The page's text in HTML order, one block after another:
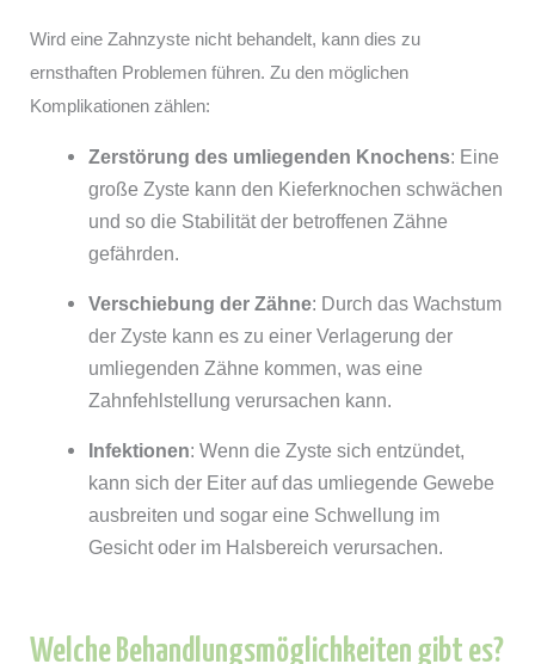
Wird eine Zahnzyste nicht behandelt, kann dies zu
ernsthaften Problemen führen. Zu den möglichen
Komplikationen zählen:
Zerstörung des umliegenden Knochens: Eine
große Zyste kann den Kieferknochen schwächen
und so die Stabilität der betroffenen Zähne
gefährden.
Verschiebung der Zähne: Durch das Wachstum
der Zyste kann es zu einer Verlagerung der
umliegenden Zähne kommen, was eine
Zahnfehlstellung verursachen kann.
Infektionen: Wenn die Zyste sich entzündet,
kann sich der Eiter auf das umliegende Gewebe
ausbreiten und sogar eine Schwellung im
Gesicht oder im Halsbereich verursachen.
Welche Behandlungsmöglichkeiten gibt es?